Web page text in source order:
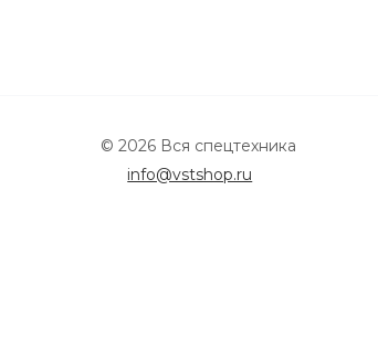
© 2026 Вся спецтехника
info@vstshop.ru